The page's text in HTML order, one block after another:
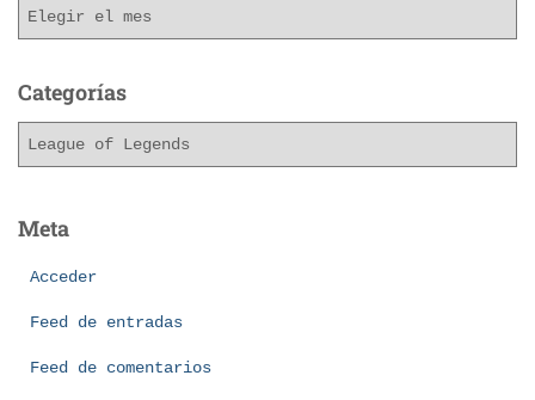
Categorías
Meta
Acceder
Feed de entradas
Feed de comentarios